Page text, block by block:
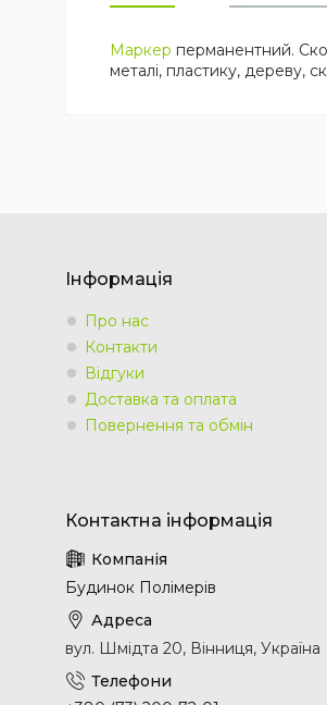
Маркер перманентний.
металі, пластику, дереву,
Інформація
Про нас
Контакти
Відгуки
Доставка та оплата
Повернення та обмін
Будинок Полімерів
вул. Шмідта 20, Вінниця, Україна